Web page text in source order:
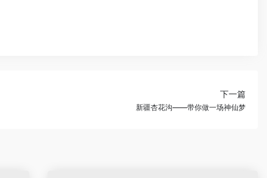
下一篇
新疆杏花沟——带你做一场神仙梦